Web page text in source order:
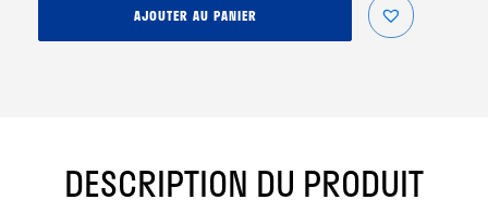
Immersif)
AJOUTER AU PANIER
DESCRIPTION DU PRODUIT